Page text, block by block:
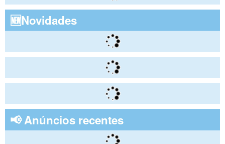
🆕Novidades
📢 Anúncios recentes